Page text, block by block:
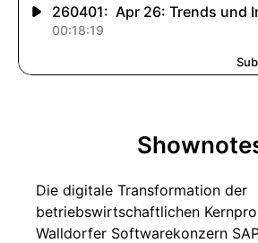
Die digitale Transformation der
betriebswirtschaftlichen
Walldorfer Softwarekonzern